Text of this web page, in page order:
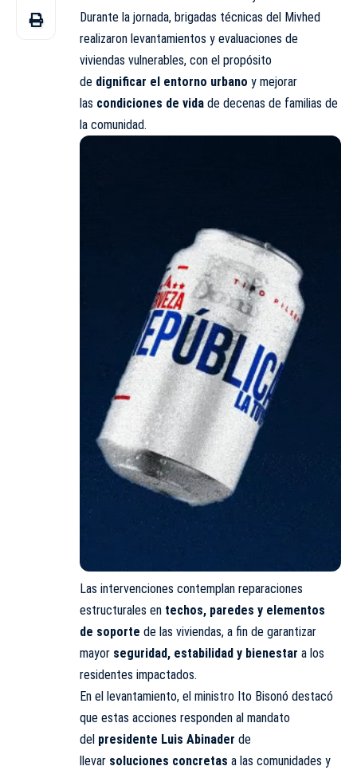
Durante la jornada, brigadas técnicas del Mivhed
realizaron levantamientos y evaluaciones de
viviendas vulnerables, con el propósito
de dignificar el entorno urbano y mejorar
las condiciones de vida de decenas de familias de
la comunidad.
Las intervenciones contemplan reparaciones
estructurales en techos, paredes y elementos
de soporte de las viviendas, a fin de garantizar
mayor seguridad, estabilidad y bienestar a los
residentes impactados.
En el levantamiento, el ministro Ito Bisonó destacó
que estas acciones responden al mandato
del presidente Luis Abinader de
llevar soluciones concretas a las comunidades y